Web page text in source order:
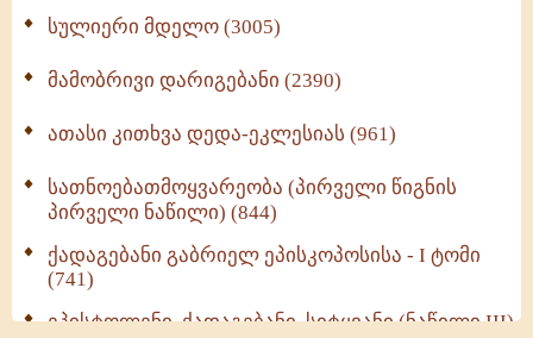
სულიერი მდელო (3005)
მამობრივი დარიგებანი (2390)
ათასი კითხვა დედა-ეკლესიას (961)
სათნოებათმოყვარეობა (პირველი წიგნის
პირველი ნაწილი) (844)
ქადაგებანი გაბრიელ ეპისკოპოსისა - I ტომი
(741)
ეპისტოლენი, ქადაგებანი, სიტყვანი (ნაწილი III)